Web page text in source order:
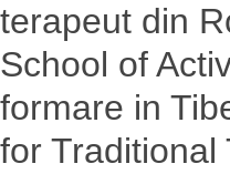
terapeut din
School of
formare in
for Traditional